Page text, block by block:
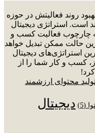
روند فعالیتش در حوزه
است. استراتژی دیجیتال
چارچوب فعالیت کسب و
حالت ممکن تبدیل خواهد
استراتژی‌های دیجیتال
کسب و کار شما را از
(5)
دیجیتال